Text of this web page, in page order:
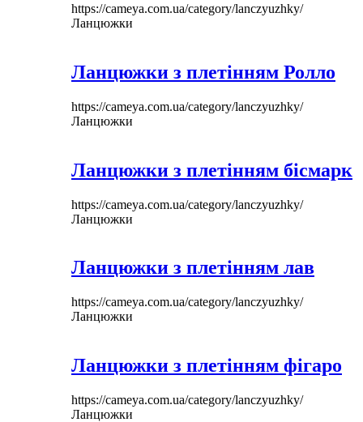
https://cameya.com.ua/category/lanczyuzhky/
Ланцюжки
Ланцюжки з плетінням Ролло
https://cameya.com.ua/category/lanczyuzhky/
Ланцюжки
Ланцюжки з плетінням бісмарк
https://cameya.com.ua/category/lanczyuzhky/
Ланцюжки
Ланцюжки з плетінням лав
https://cameya.com.ua/category/lanczyuzhky/
Ланцюжки
Ланцюжки з плетінням фігаро
https://cameya.com.ua/category/lanczyuzhky/
Ланцюжки